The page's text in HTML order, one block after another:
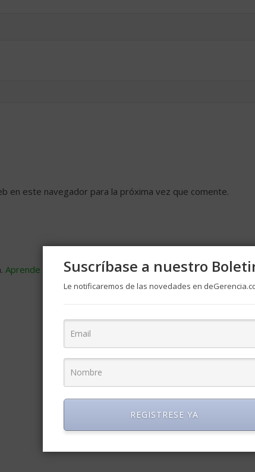
en este navegador para la próxima vez que comente.
Aprende cómo se procesan los datos de tus comentarios.
Suscríbase a nuestro
Le notificaremos de las novedades en
REGISTRESE YA